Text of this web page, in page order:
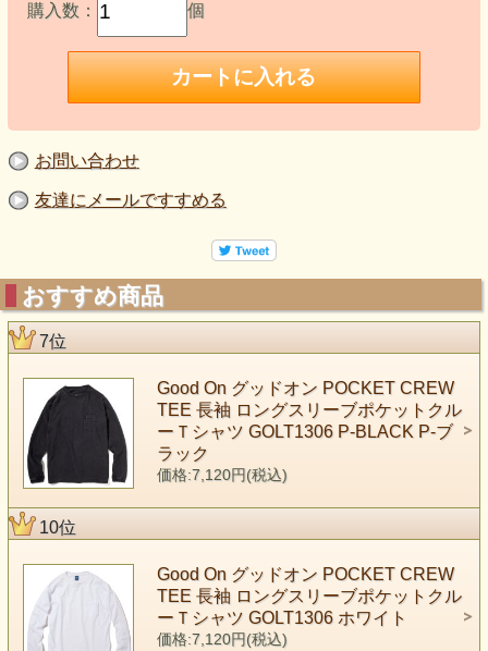
購入数： 個
お問い合わせ
友達にメールですすめる
おすすめ商品
7位
Good On グッドオン POCKET CREW
TEE 長袖 ロングスリーブポケットクル
ーＴシャツ GOLT1306 P-BLACK P-ブ
ラック
価格:7,120円(税込)
10位
Good On グッドオン POCKET CREW
TEE 長袖 ロングスリーブポケットクル
ーＴシャツ GOLT1306 ホワイト
価格:7,120円(税込)